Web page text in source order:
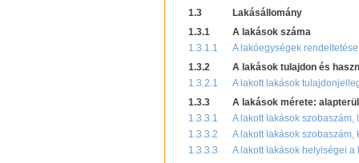
1.3
Lakásállomány
1.3.1
A lakások száma
1.3.1.1
A lakóegységek
1.3.2
A lakások tulajdon és
1.3.2.1
A lakott lakások
1.3.3
A lakások mérete:
1.3.3.1
A lakott lakások
1.3.3.2
A lakott lakások
1.3.3.3
A lakott lakások helyiségei